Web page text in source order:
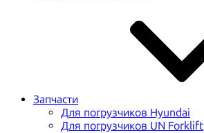
Запчасти
Для погрузчиков Hyundai
Для погрузчиков UN Forklift